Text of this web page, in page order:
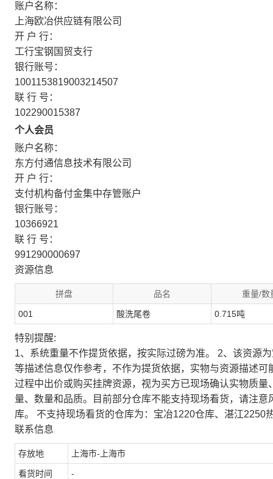
账户名称：
上海欧冶供应链有限公司
开 户 行：
工行宝钢国贸支行
银行账号：
1001153819003214507
联 行 号：
102290015387
个人会员
账户名称：
东方付通信息技术有限公司
开 户 行：
支付机构备付金集中存管账户
银行账号：
10366921
联 行 号：
991290000697
资源信息
拼盘 品名 重量/数
001 酸洗尾卷 0.715吨
特别提醒:
1、系统重量不作提货依据，按实际过磅为准。 2、该资源
等描述信息仅作参考，不作为提货依据，实物与资源描述
过程中出价或购买挂牌资源，视为买方已现场确认实物质
量、数量和品质。目前部分仓库不能支持现场看货，请注
库。 不支持现场看货的仓库为：宝冶1220仓库、湛江2250
联系信息
存放地 上海市-上海市
看货时间 -